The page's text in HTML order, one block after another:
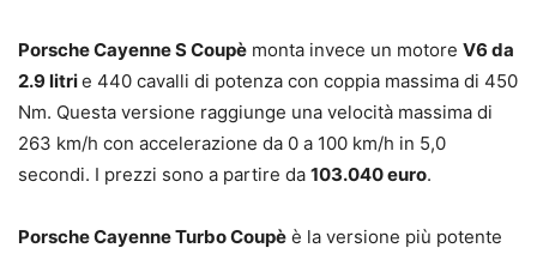
Porsche Cayenne S Coupè monta invece un motore V6 da
2.9 litrie 440 cavalli di potenza con coppia massima di 450
Nm. Questa versione raggiunge una velocità massima di
263 km/h con accelerazione da 0 a 100 km/h in 5,0
secondi. I prezzi sono a partire da 103.040 euro.
Porsche Cayenne Turbo Coupè è la versione più potente